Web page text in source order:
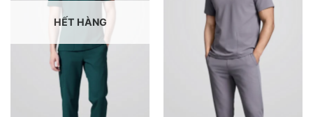
HẾT HÀNG